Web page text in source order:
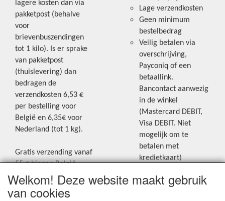
lagere kosten dan via
pakketpost (behalve
voor
brievenbuszendingen
tot 1 kilo). Is er sprake
van pakketpost
(thuislevering) dan
bedragen de
verzendkosten 6,53 €
per bestelling voor
België en 6,35€ voor
Nederland (tot 1 kg).
Gratis verzending vanaf
55 € binnen België.
Gratis verzending vanaf
65 € naar Nederland.
Levering andere
Lage verzendkosten
Geen minimum
bestelbedrag
Veilig betalen via
overschrijving,
Payconiq of een
betaallink.
Bancontact aanwezig
in de winkel
(Mastercard DEBIT,
Visa DEBIT. Niet
mogelijk om te
betalen met
kredietkaart)
Blijf op de hoogte van de laatste
Welkom! Deze website maakt gebruik
van cookies